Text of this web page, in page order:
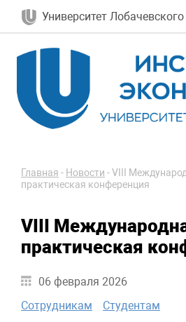
Университет Лобачевского
Главная - Новости -VIII
практическая конференция
VIII
практическая
06 февраля 2026
Сотрудникам
Студентам